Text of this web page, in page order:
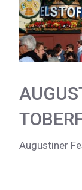
Augustiner